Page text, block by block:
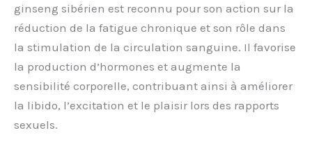
ginseng sibérien est reconnu pour son action sur la
réduction de la fatigue chronique et son rôle dans
la stimulation de la circulation sanguine. Il favorise
la production d’hormones et augmente la
sensibilité corporelle, contribuant ainsi à améliorer
la libido, l’excitation et le plaisir lors des rapports
sexuels.